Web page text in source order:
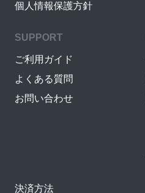
個人情報保護方針
SUPPORT
ご利用ガイド
よくある質問
お問い合わせ
決済方法